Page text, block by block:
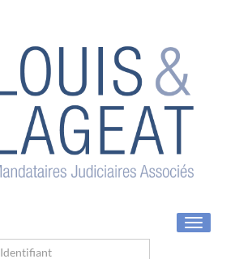
Toggle